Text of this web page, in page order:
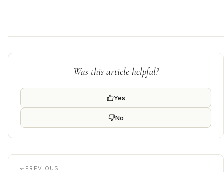
Was this article helpful?
Yes
No
PREVIOUS